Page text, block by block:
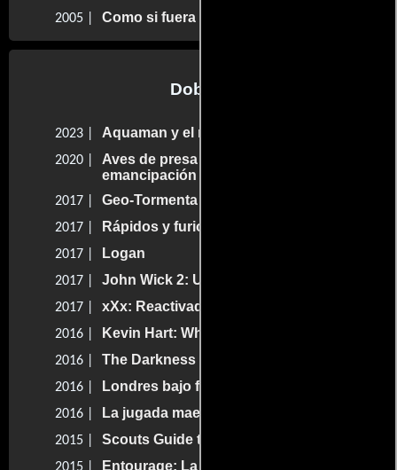
2005 | Como si fuera cierto
Dobles
2023 | Aquaman y el reino perdido
2020 |
Aves de presa y la fantabulosa
emancipación de una Harley Quinn
2017 | Geo-Tormenta
2017 | Rápidos y furiosos 8
2017 | Logan
2017 | John Wick 2: Un nuevo día para matar
2017 | xXx: Reactivado
2016 | Kevin Hart: What Now?
2016 | The Darkness
2016 | Londres bajo fuego
2016 | La jugada maestra
2015 | Scouts Guide to the Zombie Apocalypse
Entourage: La película